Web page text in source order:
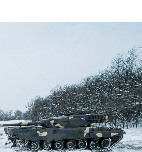
window
new window
in a new window